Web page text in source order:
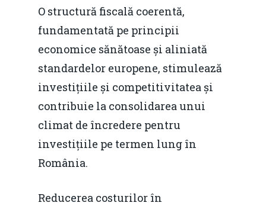
O structură fiscală coerentă,
fundamentată pe principii
economice sănătoase și aliniată
standardelor europene, stimulează
investițiile și competitivitatea și
contribuie la consolidarea unui
climat de încredere pentru
investițiile pe termen lung în
România.
Reducerea costurilor în